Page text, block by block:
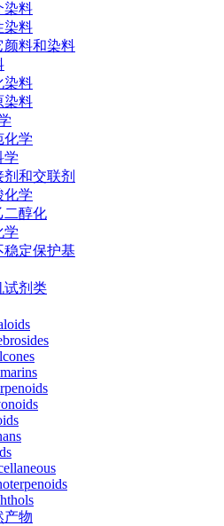
染料
染料
颜料和染料
染料
染料
化学
学
剂和交联剂
化学
二醇化
学
稳定保护基
试剂类
产物